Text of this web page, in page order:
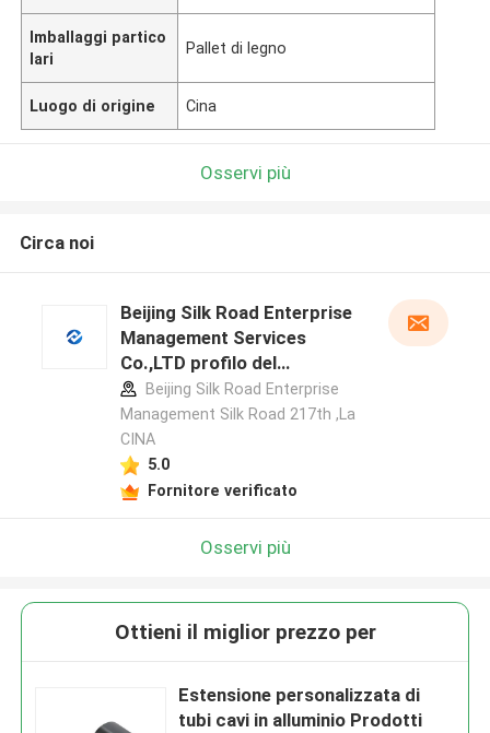
Imballaggi partico
lari
Pallet di legno
Luogo di origine Cina
Osservi più
Circa noi
Beijing Silk Road Enterprise
Management Services
Co.,LTD profilo del
produttore
Beijing Silk Road Enterprise
Management Silk Road 217th ,La
CINA
5.0
Fornitore verificato
Osservi più
Ottieni il miglior prezzo per
Estensione personalizzata di
tubi cavi in alluminio Prodotti